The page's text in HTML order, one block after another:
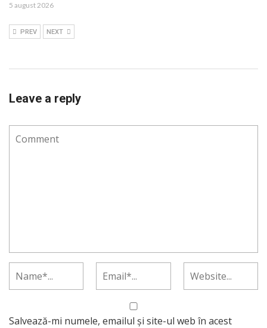
5 august 2026
PREV NEXT
Leave a reply
Salvează-mi numele, emailul și site-ul web în acest